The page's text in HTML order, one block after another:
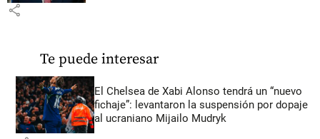
share
Te puede interesar
El Chelsea de Xabi Alonso tendrá un “nuevo
fichaje”: levantaron la suspensión por dopaje
al ucraniano Mijailo Mudryk